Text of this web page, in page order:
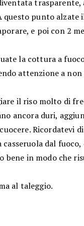
trasparente,
punto alzate
e poi con 2
la cottura a
attenzione a
il riso molto di
ancora duri,
Ricordatevi
dal
bene in modo che
al taleggio.